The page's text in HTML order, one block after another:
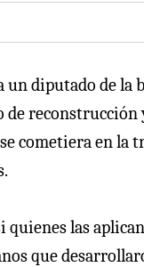
diputado de la
reconstrucción
cometiera en
las
que